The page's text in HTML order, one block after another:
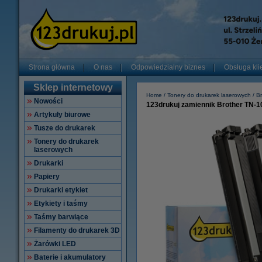
Strona główna O nas Odpowiedzialny biznes Obsługa
Sklep internetowy
Nowości
Artykuły biurowe
Tusze do drukarek
Tonery do drukarek
laserowych
Drukarki
Papiery
Drukarki etykiet
Etykiety i taśmy
Taśmy barwiące
Filamenty do drukarek 3D
Żarówki LED
Baterie i akumulatory
Home Tonery do drukarek laserowych
123drukuj zamiennik Brother TN-